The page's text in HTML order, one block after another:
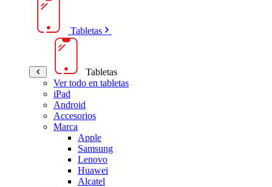
Tabletas
Tabletas
Ver todo en tabletas
iPad
Android
Accesorios
Marca
Apple
Samsung
Lenovo
Huawei
Alcatel